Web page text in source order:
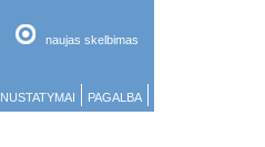
naujas skelbimas
NUSTATYMAI PAGALBA